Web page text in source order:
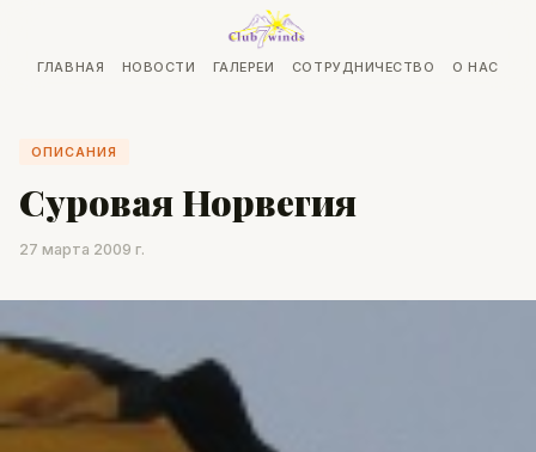
ГЛАВНАЯ НОВОСТИ ГАЛЕРЕИ СОТРУДНИЧЕСТВО О НАС
ОПИСАНИЯ
Суровая Норвегия
27 марта 2009 г.